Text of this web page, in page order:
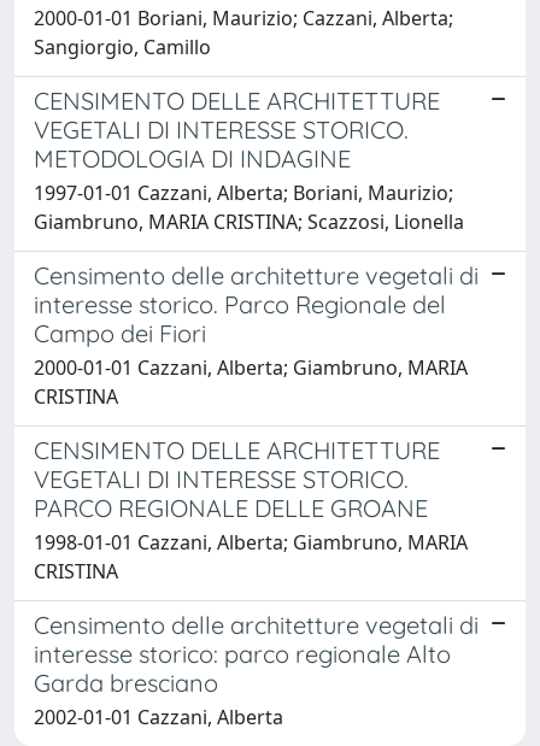
2000-01-01 Boriani, Maurizio; Cazzani, Alberta;
Sangiorgio, Camillo
CENSIMENTO DELLE ARCHITETTURE
VEGETALI DI INTERESSE STORICO.
METODOLOGIA DI INDAGINE
1997-01-01 Cazzani, Alberta; Boriani, Maurizio;
Giambruno, MARIA CRISTINA; Scazzosi, Lionella
Censimento delle architetture vegetali di
interesse storico. Parco Regionale del
Campo dei Fiori
2000-01-01 Cazzani, Alberta; Giambruno, MARIA
CRISTINA
CENSIMENTO DELLE ARCHITETTURE
VEGETALI DI INTERESSE STORICO.
PARCO REGIONALE DELLE GROANE
1998-01-01 Cazzani, Alberta; Giambruno, MARIA
CRISTINA
Censimento delle architetture vegetali di
interesse storico: parco regionale Alto
Garda bresciano
2002-01-01 Cazzani, Alberta